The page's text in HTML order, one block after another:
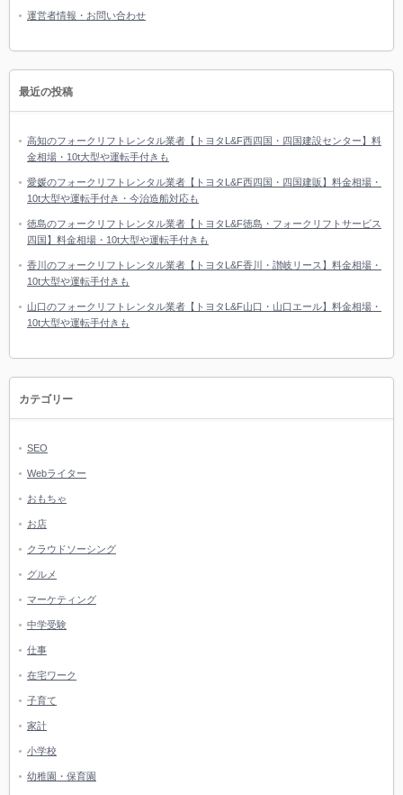
運営者情報・お問い合わせ
最近の投稿
高知のフォークリフトレンタル業者【トヨタL&F西四国・四国建設センター】料
金相場・10t大型や運転手付きも
愛媛のフォークリフトレンタル業者【トヨタL&F西四国・四国建販】料金相場・
10t大型や運転手付き・今治造船対応も
徳島のフォークリフトレンタル業者【トヨタL&F徳島・フォークリフトサービス
四国】料金相場・10t大型や運転手付きも
香川のフォークリフトレンタル業者【トヨタL&F香川・讃岐リース】料金相場・
10t大型や運転手付きも
山口のフォークリフトレンタル業者【トヨタL&F山口・山口エール】料金相場・
10t大型や運転手付きも
カテゴリー
SEO
Webライター
おもちゃ
お店
クラウドソーシング
グルメ
マーケティング
中学受験
仕事
在宅ワーク
子育て
家計
小学校
幼稚園・保育園